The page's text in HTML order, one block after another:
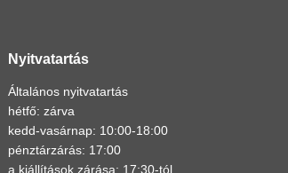
Nyitvatartás
Általános nyitvatartás
hétfő: zárva
kedd-vasárnap: 10:00-18:00
pénztárzárás: 17:00
a kiállítások zárása: 17:30-tól